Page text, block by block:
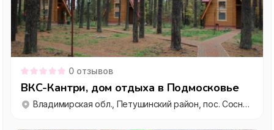
0 отзывов
ВКС-Кантри, дом отдыха в Подмосковье
Владимирская обл., Петушинский район, пос. Сосновый бор.